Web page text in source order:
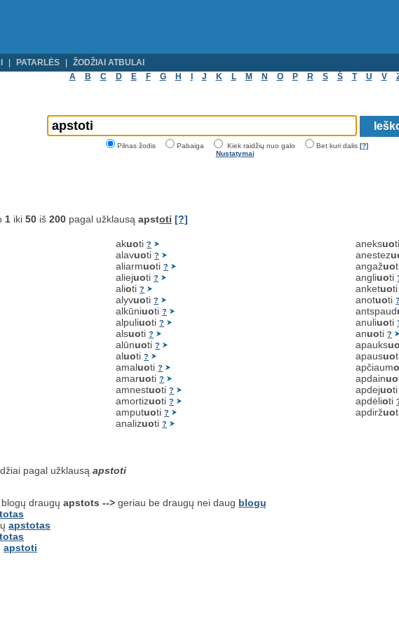
PATARLĖS
ŽODŽIAI ATBULAI
A
B C D E F G H J K L M N O P R S Š T U V
Pilnas žodis Pabaiga Kiek raidžių nuo galo Bet kuri dalis [?]
Nustatymai
1 iki50 iš200 pagal užklausąapstoti [?]
akuoti?
alavuoti?
aliarmuoti?
aliejuoti?
alioti?
alyvuoti?
alkūniuoti?
alpuliuoti?
alsuoti?
alūnuoti?
aluoti?
amaluoti?
amaruoti?
amnestuoti?
amortizuoti?
amputuoti?
analizuoti?
aneksuo
anestez
angažuo
angliuoti
anketuo
anotuoti?
antspaud
anuliuoti
anuoti?
apauks
apausuo
apčiaum
apdainuo
apdejuo
apdėlioti
apdiržuo
pagal užklausąapstoti
blogų draugųapstots --> geriau be draugų nei daug blogų
apstotas
apstoti